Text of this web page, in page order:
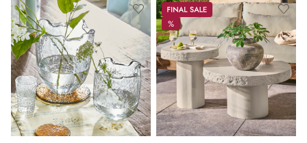
Sale
%
%